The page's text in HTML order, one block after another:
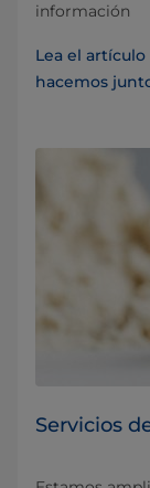
información
Lea el
hacemos
Servicios